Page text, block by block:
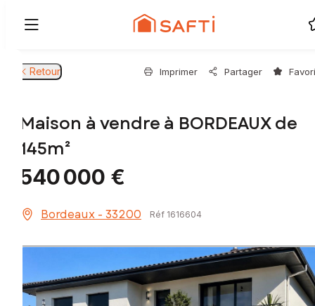
Retour Imprimer Partager
Maison à vendre à BORDEAUX de
145m²
540 000 €
Bordeaux - 33200 Réf 1616604